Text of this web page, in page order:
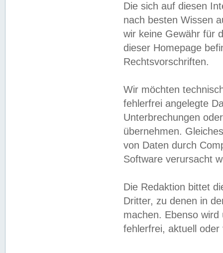
Die sich auf diesen
nach besten Wissen
wir keine Gewähr für
dieser Homepage
Rechtsvorschriften.
Wir möchten
fehlerfrei angelegte
Unterbrechungen
übernehmen.
von Daten durch
Software verursacht
Die Redaktion bittet
Dritter, zu denen in
machen. Ebenso
fehlerfrei, aktuell oder